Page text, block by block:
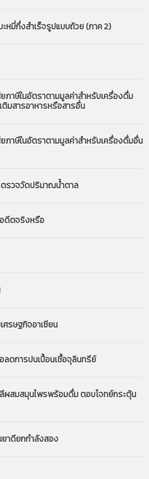
มี่กึ่งสำเร็จรูปแบบถ้วย (ภาค 2)
ภาษีในอัตราตามมูลค่าสำหรับเครื่องดื่ม
ติมสารอาหารหรือสารอื่น
ภาษีในอัตราตามมูลค่าสำหรับเครื่องดื่มอื่น
ตรวจวัดปริมาณน้ำตาล
อดีตจริงหรือ
ศรษฐกิจอาเซียน
ดการปนเปื้อนเชื้อจุลินทรีย์
ผสมสมุนไพรพร้อมดื่ม ตอบโจทย์กระตุ้น
ยาดียกกำลังสอง